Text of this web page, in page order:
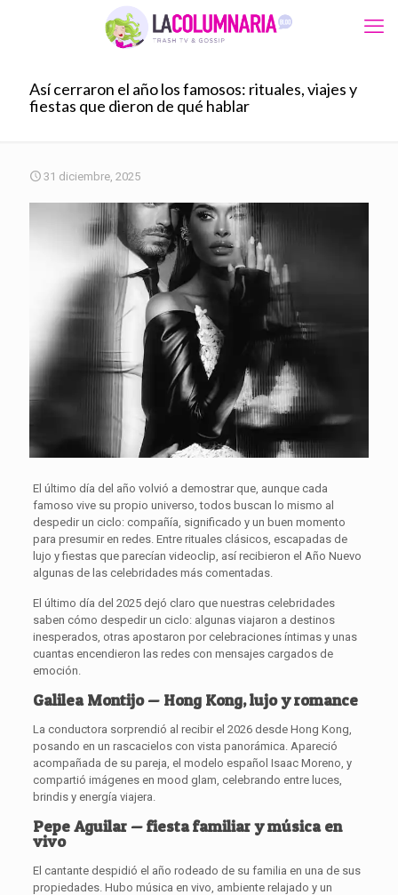
Así cerraron el año los famosos: rituales, viajes y
fiestas que dieron de qué hablar
31 diciembre, 2025
El último día del año volvió a demostrar que, aunque cada
famoso vive su propio universo, todos buscan lo mismo al
despedir un ciclo: compañía, significado y un buen momento
para presumir en redes. Entre rituales clásicos, escapadas de
lujo y fiestas que parecían videoclip, así recibieron el Año Nuevo
algunas de las celebridades más comentadas.
El último día del 2025 dejó claro que nuestras celebridades
saben cómo despedir un ciclo: algunas viajaron a destinos
inesperados, otras apostaron por celebraciones íntimas y unas
cuantas encendieron las redes con mensajes cargados de
emoción.
Galilea Montijo — Hong Kong, lujo y romance
La conductora sorprendió al recibir el 2026 desde Hong Kong,
posando en un rascacielos con vista panorámica. Apareció
acompañada de su pareja, el modelo español Isaac Moreno, y
compartió imágenes en mood glam, celebrando entre luces,
brindis y energía viajera.
Pepe Aguilar — fiesta familiar y música en
vivo
El cantante despidió el año rodeado de su familia en una de sus
propiedades. Hubo música en vivo, ambiente relajado y un